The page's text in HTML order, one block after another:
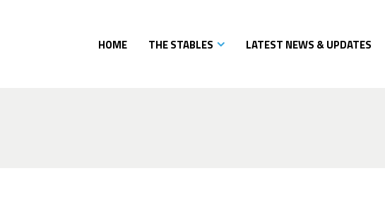
HOME THE STABLES LATEST NEWS & UPDATES